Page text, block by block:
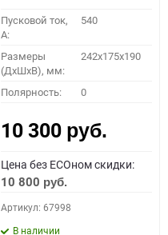
Пусковой ток,
A:
540
Размеры
(ДхШхВ), мм:
242x175x190
Полярность: 0
10 300 руб.
Цена без ECOном скидки:
10 800 руб.
Артикул: 67998
В наличии